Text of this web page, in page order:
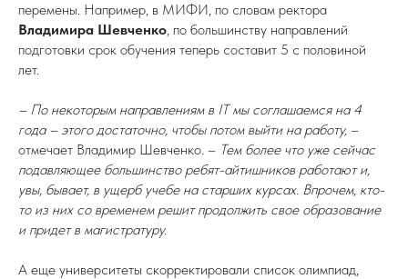
перемены. Например, в МИФИ, по словам ректора
Владимира Шевченко, по большинству направлений
подготовки срок обучения теперь составит 5 с половиной
лет.
– По некоторым направлениям в IT мы соглашаемся на 4
года – этого достаточно, чтобы потом выйти на работу, –
отмечает Владимир Шевченко. – Тем более что уже сейчас
подавляющее большинство ребят-айтишников работают и,
увы, бывает, в ущерб учебе на старших курсах. Впрочем, кто-
то из них со временем решит продолжить свое образование
и придет в магистратуру.
А еще университеты скорректировали список олимпиад,